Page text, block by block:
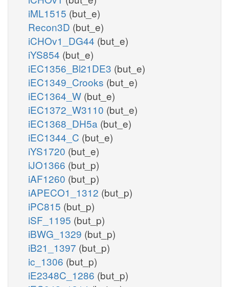
iML1515 (but_e)
Recon3D (but_e)
iCHOv1_DG44 (but_e)
iYS854 (but_e)
iEC1356_Bl21DE3 (but_e)
iEC1349_Crooks (but_e)
iEC1364_W (but_e)
iEC1372_W3110 (but_e)
iEC1368_DH5a (but_e)
iEC1344_C (but_e)
iYS1720 (but_e)
iJO1366 (but_p)
iAF1260 (but_p)
iAPECO1_1312 (but_p)
iPC815 (but_p)
iSF_1195 (but_p)
iBWG_1329 (but_p)
iB21_1397 (but_p)
ic_1306 (but_p)
iE2348C_1286 (but_p)